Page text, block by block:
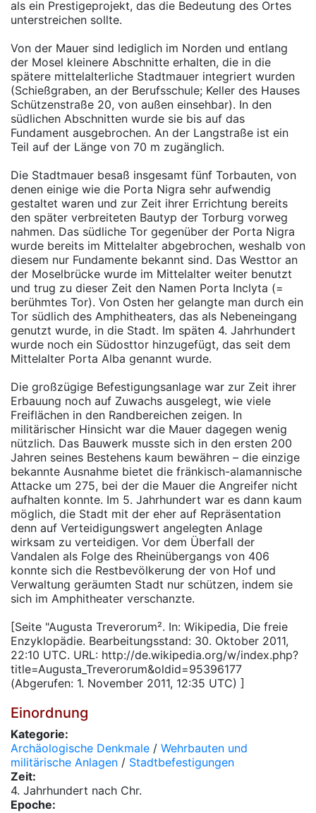
als ein Prestigeprojekt, das die Bedeutung des Ortes
unterstreichen sollte.
Von der Mauer sind lediglich im Norden und entlang
der Mosel kleinere Abschnitte erhalten, die in die
spätere mittelalterliche Stadtmauer integriert wurden
(Schießgraben, an der Berufsschule; Keller des Hauses
Schützenstraße 20, von außen einsehbar). In den
südlichen Abschnitten wurde sie bis auf das
Fundament ausgebrochen. An der Langstraße ist ein
Teil auf der Länge von 70 m zugänglich.
Die Stadtmauer besaß insgesamt fünf Torbauten, von
denen einige wie die Porta Nigra sehr aufwendig
gestaltet waren und zur Zeit ihrer Errichtung bereits
den später verbreiteten Bautyp der Torburg vorweg
nahmen. Das südliche Tor gegenüber der Porta Nigra
wurde bereits im Mittelalter abgebrochen, weshalb von
diesem nur Fundamente bekannt sind. Das Westtor an
der Moselbrücke wurde im Mittelalter weiter benutzt
und trug zu dieser Zeit den Namen Porta Inclyta (=
berühmtes Tor). Von Osten her gelangte man durch ein
Tor südlich des Amphitheaters, das als Nebeneingang
genutzt wurde, in die Stadt. Im späten 4. Jahrhundert
wurde noch ein Südosttor hinzugefügt, das seit dem
Mittelalter Porta Alba genannt wurde.
Die großzügige Befestigungsanlage war zur Zeit ihrer
Erbauung noch auf Zuwachs ausgelegt, wie viele
Freiflächen in den Randbereichen zeigen. In
militärischer Hinsicht war die Mauer dagegen wenig
nützlich. Das Bauwerk musste sich in den ersten 200
Jahren seines Bestehens kaum bewähren – die einzige
bekannte Ausnahme bietet die fränkisch-alamannische
Attacke um 275, bei der die Mauer die Angreifer nicht
aufhalten konnte. Im 5. Jahrhundert war es dann kaum
möglich, die Stadt mit der eher auf Repräsentation
denn auf Verteidigungswert angelegten Anlage
wirksam zu verteidigen. Vor dem Überfall der
Vandalen als Folge des Rheinübergangs von 406
konnte sich die Restbevölkerung der von Hof und
Verwaltung geräumten Stadt nur schützen, indem sie
sich im Amphitheater verschanzte.
[Seite "Augusta Treverorum². In: Wikipedia, Die freie
Enzyklopädie. Bearbeitungsstand: 30. Oktober 2011,
22:10 UTC. URL: http://de.wikipedia.org/w/index.php?
title=Augusta_Treverorum&oldid=95396177
(Abgerufen: 1. November 2011, 12:35 UTC) ]
Einordnung
Kategorie:
Archäologische Denkmale / Wehrbauten und
militärische Anlagen / Stadtbefestigungen
Zeit:
4. Jahrhundert nach Chr.
Epoche: